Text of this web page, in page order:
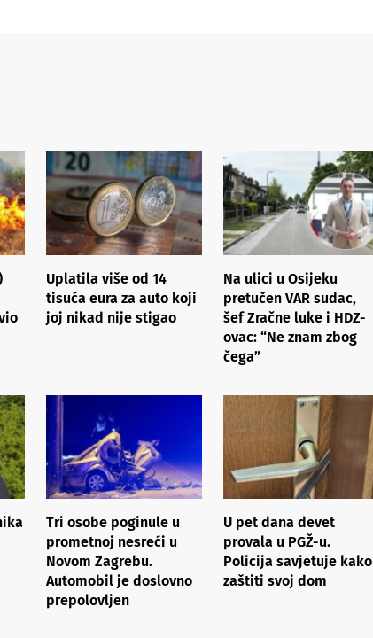
Uplatila više od 14
tisuća eura za auto koji
joj nikad nije stigao
Na ulici u Osijeku
pretučen VAR sudac,
šef Zračne luke i HDZ-
ovac: “Ne znam zbog
čega”
Tri osobe poginule u
prometnoj nesreći u
Novom Zagrebu.
Automobil je doslovno
prepolovljen
U pet dana devet
provala u PGŽ-u.
Policija savjetuje kako
zaštiti svoj dom